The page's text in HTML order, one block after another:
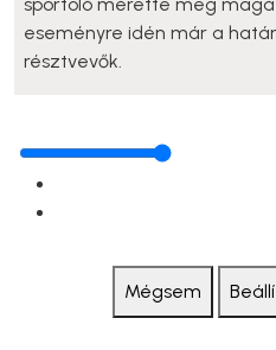
eseményre idén már a
résztvevők.
Mégsem